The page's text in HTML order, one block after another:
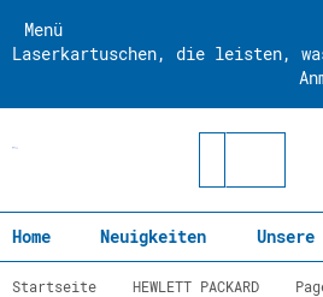
Menü
Laserkartuschen, die leisten,
Home Neuigkeiten
Startseite HEWLETT PACKARD